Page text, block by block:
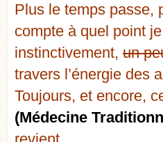
Plus le temps passe,
compte à quel point
instinctivement, un
travers l’énergie des
Toujours, et encore,
(Médecine